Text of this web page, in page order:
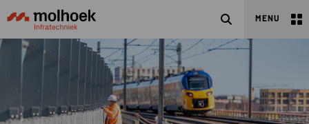
ZoekenMENU